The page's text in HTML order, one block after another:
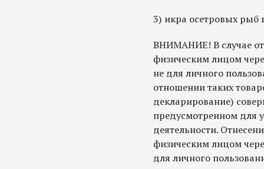
3) икра осетровых рыб
ВНИМАНИЕ! В случае
физическим лицом
не для личного
отношении таких
декларирование)
предусмотренном для
деятельности.
физическим лицом
для личного